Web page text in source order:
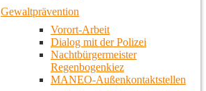
Gewaltprävention
Vorort-Arbeit
Dialog mit der Polizei
Nachtbürgermeister
Regenbogenkiez
MANEO-Außenkontaktstellen